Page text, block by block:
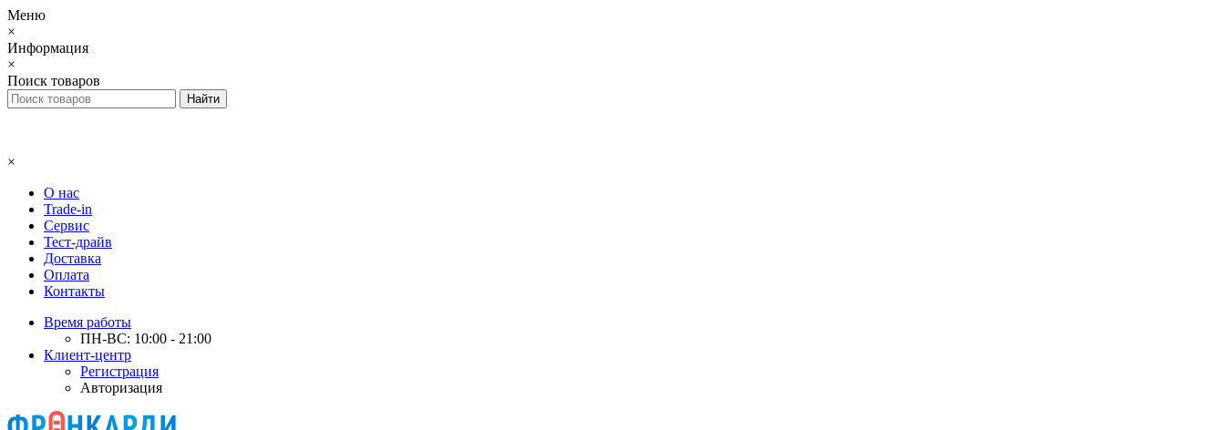
Меню
×
Информация
×
Поиск товаров
×
О нас
Trade-in
Сервис
Тест-драйв
Доставка
Оплата
Контакты
Время работы
ПН-ВС: 10:00 - 21:00
Клиент-центр
Регистрация
Авторизация